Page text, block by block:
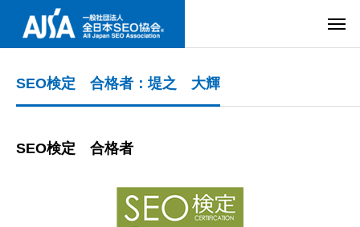
SEO検定 合格者：堤之 大輝
SEO検定 合格者